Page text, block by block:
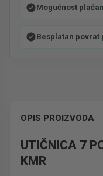
Mogućnost
Besplatan povrat
OPIS PROIZVODA
UTIČNICA 7
KMR